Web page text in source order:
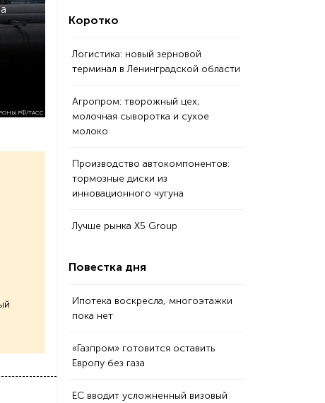
РФ/ТАСС
Коротко
Логистика: новый зерновой
терминал в Ленинградской области
Агропром: творожный цех,
молочная сыворотка и сухое
молоко
Производство автокомпонентов:
тормозные диски из
инновационного чугуна
Лучше рынка Х5 Group
Повестка дня
Ипотека воскресла, многоэтажки
пока нет
«Газпром» готовится оставить
Европу без газа
ЕС вводит усложненный визовый